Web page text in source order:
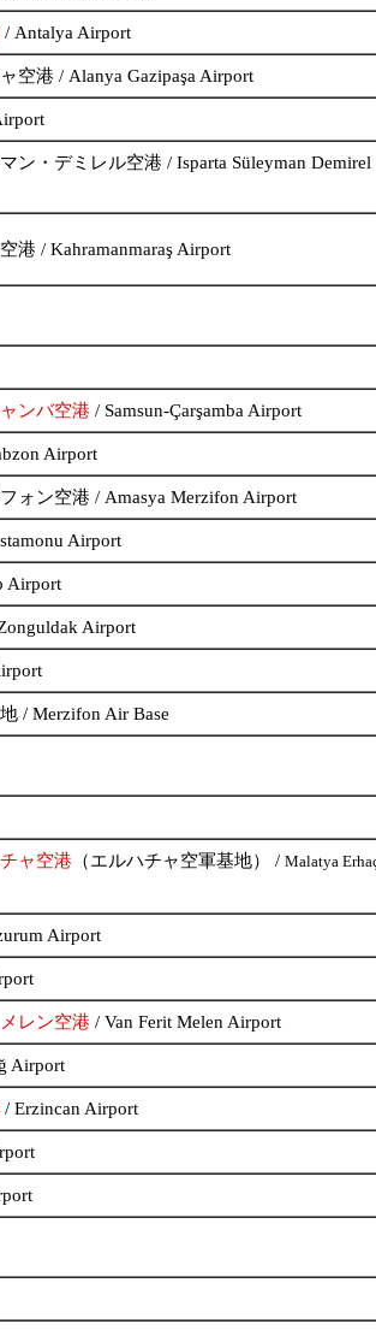
/ Antalya Airport
空港 / Alanya Gazipaşa Airport
ン・デミレル空港 / Isparta Süleyman Demirel
港 / Kahramanmaraş Airport
ンバ空港 / Samsun-Çarşamba Airport
Airport
ォン空港 / Amasya Merzifon Airport
Airport
Airport
Airport
/ Merzifon Air Base
ャ空港 （エルハチャ空軍基地） / Malatya
Airport
レン空港 / Van Ferit Melen Airport
Airport
/ Erzincan Airport